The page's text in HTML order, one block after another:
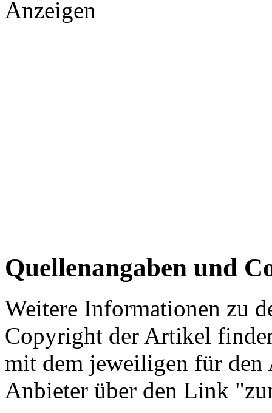
Anzeigen
Quellenangaben und
Weitere Informationen zu
Copyright der Artikel
mit dem jeweiligen für
Anbieter über den Link